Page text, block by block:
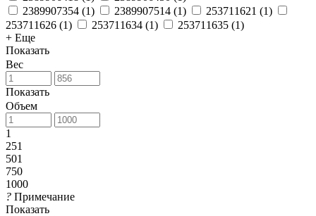
2389907354 (1) 2389907514 (1) 253711621 (1)
253711626 (1) 253711634 (1) 253711635 (1)
+ Еще
Показать
Вес
Показать
Объем
1
251
501
750
1000
? Примечание
Показать